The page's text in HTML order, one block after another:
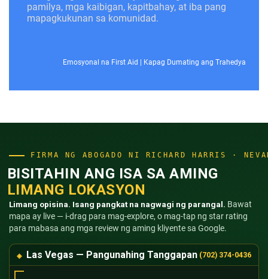
pamilya, mga kaibigan, kapitbahay, at iba pang
mapagkukunan sa komunidad.
Emosyonal na First Aid Kapag Dumating ang Trahedya
FIRMA NG ABOGADO NI RICHARD HARRIS ·
BISITAHIN ANG ISA SA AMING
LIMANG LOKASYON
Limang opisina. Isang pangkat na nagwagi ng parangal. Bawat
mapa ay live — i-drag para mag-explore, o mag-tap ng star rating
para mabasa ang mga review ng aming kliyente sa Google.
Las Vegas — Pangunahing Tanggapan (702) 374-0436